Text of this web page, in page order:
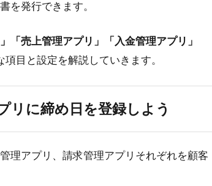
を発行できます。
「売上管理アプリ」「入金管理アプリ」
目と設定を解説していきます。
リに締め日を登録しよう
理アプリ、請求管理アプリそれぞれを顧客